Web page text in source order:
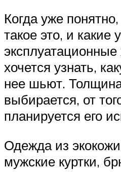
Когда уже
такое это, и какие
эксплуатационные
хочется узнать,
нее шьют.
выбирается, от
планируется его
Одежда из
мужские куртки,